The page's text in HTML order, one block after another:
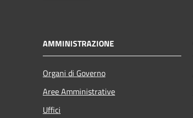
AMMINISTRAZIONE
Organi di Governo
Aree Amministrative
Uffici